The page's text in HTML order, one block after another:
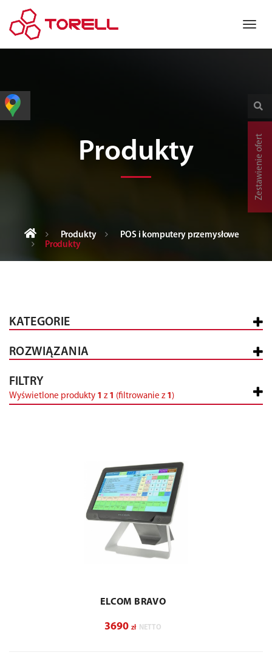
Produkty
Produkty
POS i komputery przemysłowe
Produkty
KATEGORIE
ROZWIĄZANIA
FILTRY
Wyświetlone produkty 1 z 1 (filtrowanie z 1 )
ELCOM BRAVO
3690 zł NETTO
Zestawienie ofert